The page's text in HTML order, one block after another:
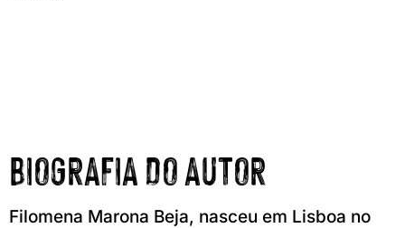
BIOGRAFIA DO AUTOR
Filomena Marona Beja, nasceu em Lisboa no